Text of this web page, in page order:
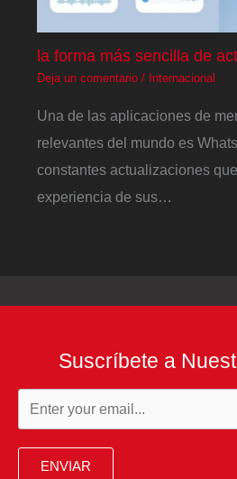
la forma más sencilla de
Deja un comentario / Internacional
Una de las aplicaciones de
relevantes del mundo es
constantes actualizaciones
experiencia de sus…
Suscríbete a
ENVIAR